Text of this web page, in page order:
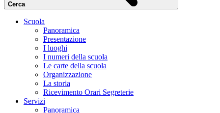
Cerca
Scuola
Panoramica
Presentazione
I luoghi
I numeri della scuola
Le carte della scuola
Organizzazione
La storia
Ricevimento Orari Segreterie
Servizi
Panoramica